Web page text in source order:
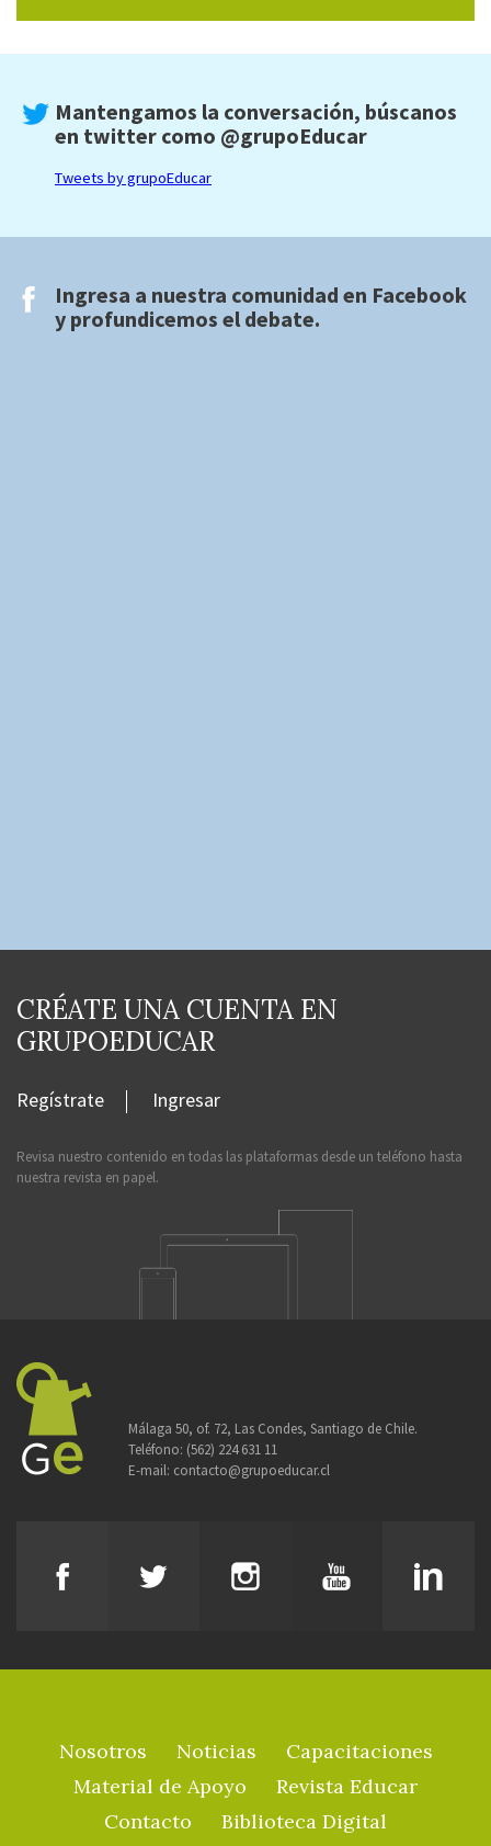
Mantengamos la conversación, búscanos
en twitter como @grupoEducar
Tweets by grupoEducar
Ingresa a nuestra comunidad en Facebook
y profundicemos el debate.
CRÉATE UNA CUENTA EN
GRUPOEDUCAR
Regístrate Ingresar
Revisa nuestro contenido en todas las plataformas desde un teléfono hasta
nuestra revista en papel.
Málaga 50, of. 72, Las Condes, Santiago de Chile.
Teléfono: (562) 224 631 11
E-mail: contacto@grupoeducar.cl
Nosotros Noticias
Capacitaciones
Material de Apoyo
Revista Educar
Contacto
Biblioteca Digital